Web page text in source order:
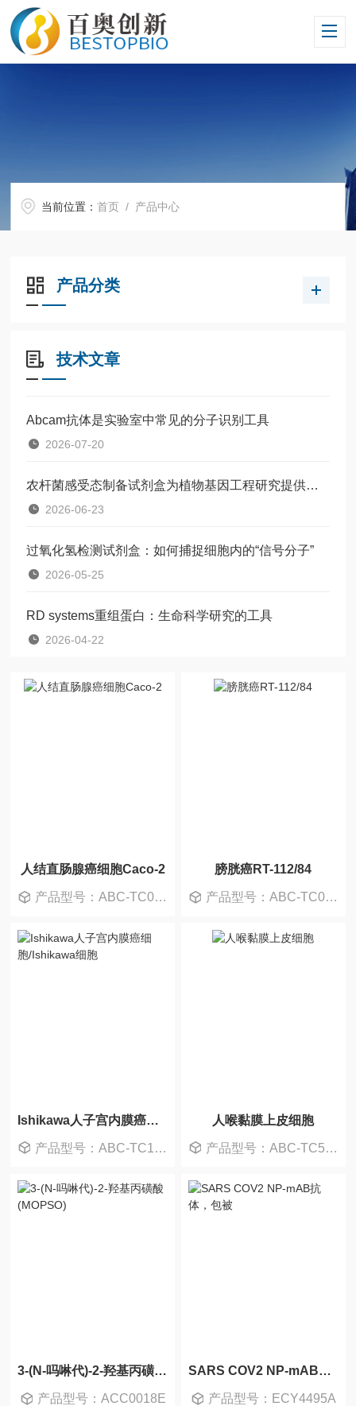
当前位置：首页 / 产品中心
产品分类
技术文章
Abcam抗体是实验室中常见的分子识别工具
2026-07-20
农杆菌感受态制备试剂盒为植物基因工程研究提供了一种标准化工具
2026-06-23
过氧化氢检测试剂盒：如何捕捉细胞内的“信号分子”
2026-05-25
RD systems重组蛋白：生命科学研究的工具
2026-04-22
人结直肠腺癌细胞Caco-2
产品型号：ABC-TC0102
膀胱癌RT-112/84
产品型号：ABC-TC0999
Ishikawa人子宫内膜癌细胞/Ishikawa细胞
产品型号：ABC-TC1320
人喉黏膜上皮细胞
产品型号：ABC-TC5518
3-(N-吗啉代)-2-羟基丙磺酸(MOPSO)
产品型号：ACC0018E
SARS COV2 NP-mAB抗体，包被
产品型号：ECY4495A